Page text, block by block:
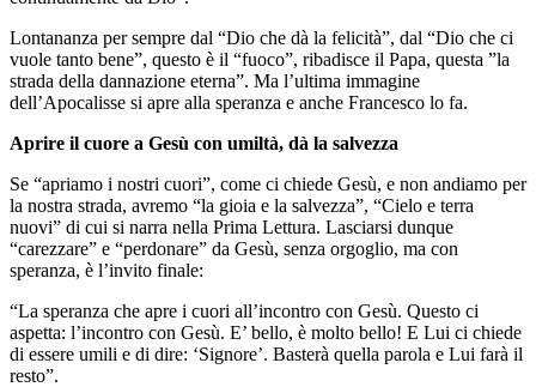
Lontananza per sempre dal “Dio che dà la felicità”, dal “Dio che ci
vuole tanto bene”, questo è il “fuoco”, ribadisce il Papa, questa ”la
strada della dannazione eterna”. Ma l’ultima immagine
dell’Apocalisse si apre alla speranza e anche Francesco lo fa.
Aprire il cuore a Gesù con umiltà, dà la salvezza
Se “apriamo i nostri cuori”, come ci chiede Gesù, e non andiamo per
la nostra strada, avremo “la gioia e la salvezza”, “Cielo e terra
nuovi” di cui si narra nella Prima Lettura. Lasciarsi dunque
“carezzare” e “perdonare” da Gesù, senza orgoglio, ma con
speranza, è l’invito finale:
“La speranza che apre i cuori all’incontro con Gesù. Questo ci
aspetta: l’incontro con Gesù. E’ bello, è molto bello! E Lui ci chiede
di essere umili e di dire: ‘Signore’. Basterà quella parola e Lui farà il
resto”.